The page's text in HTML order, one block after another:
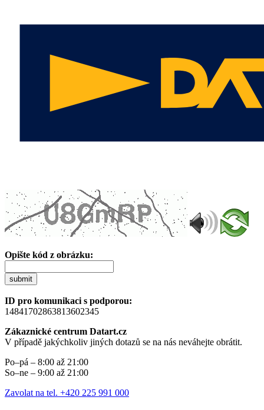
Opište kód z obrázku:
submit
ID pro komunikaci s podporou:
14841702863813602345
Zákaznické centrum Datart.cz
V případě jakýchkoliv jiných dotazů se na nás neváhejte obrátit.
Po–pá – 8:00 až 21:00
So–ne – 9:00 až 21:00
Zavolat na tel. +420 225 991 000